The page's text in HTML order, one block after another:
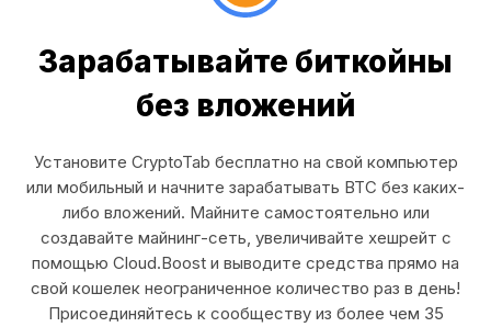
Зарабатывайте биткойны
без вложений
Установите CryptoTab бесплатно на свой компьютер
или мобильный и начните зарабатывать BTC без каких-
либо вложений. Майните самостоятельно или
создавайте майнинг-сеть, увеличивайте хешрейт с
помощью Cloud.Boost и выводите средства прямо на
свой кошелек неограниченное количество раз в день!
Присоединяйтесь к сообществу из более чем 35